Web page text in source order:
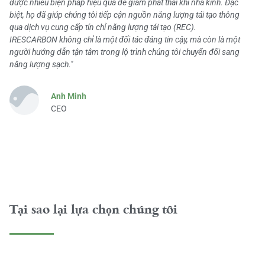
được nhiều biện pháp hiệu quả để giảm phát thải khí nhà kính. Đặc
biệt, họ đã giúp chúng tôi tiếp cận nguồn năng lượng tái tạo thông
qua dịch vụ cung cấp tín chỉ năng lượng tái tạo (REC).
IRESCARBON không chỉ là một đối tác đáng tin cậy, mà còn là một
người hướng dẫn tận tâm trong lộ trình chúng tôi chuyển đổi sang
năng lượng sạch."
Anh Minh
CEO
Tại sao lại lựa chọn chúng tôi